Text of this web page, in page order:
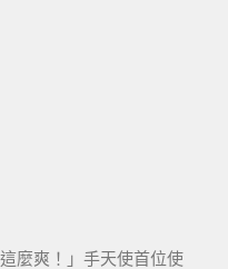
這麼爽！」手天使首位使